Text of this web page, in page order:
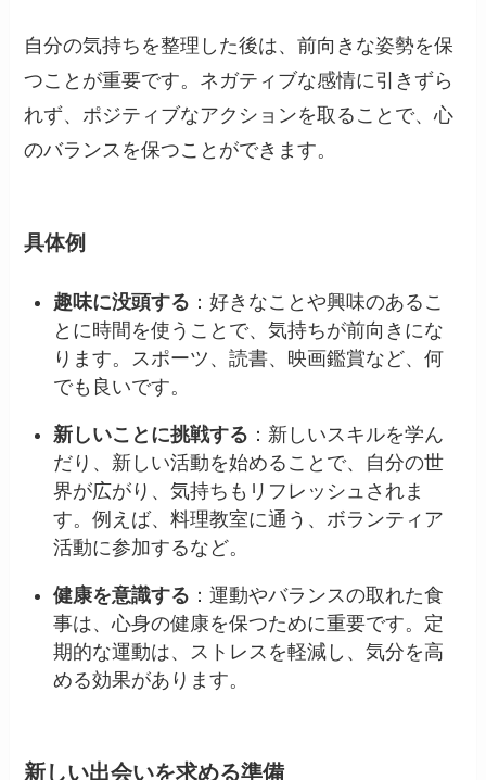
自分の気持ちを整理した後は、前向きな姿勢を保
つことが重要です。ネガティブな感情に引きずら
れず、ポジティブなアクションを取ることで、心
のバランスを保つことができます。
具体例
趣味に没頭する ：好きなことや興味のあるこ
とに時間を使うことで、気持ちが前向きにな
ります。スポーツ、読書、映画鑑賞など、何
でも良いです。
新しいことに挑戦する ：新しいスキルを学ん
だり、新しい活動を始めることで、自分の世
界が広がり、気持ちもリフレッシュされま
す。例えば、料理教室に通う、ボランティア
活動に参加するなど。
健康を意識する ：運動やバランスの取れた食
事は、心身の健康を保つために重要です。定
期的な運動は、ストレスを軽減し、気分を高
める効果があります。
新しい出会いを求める準備